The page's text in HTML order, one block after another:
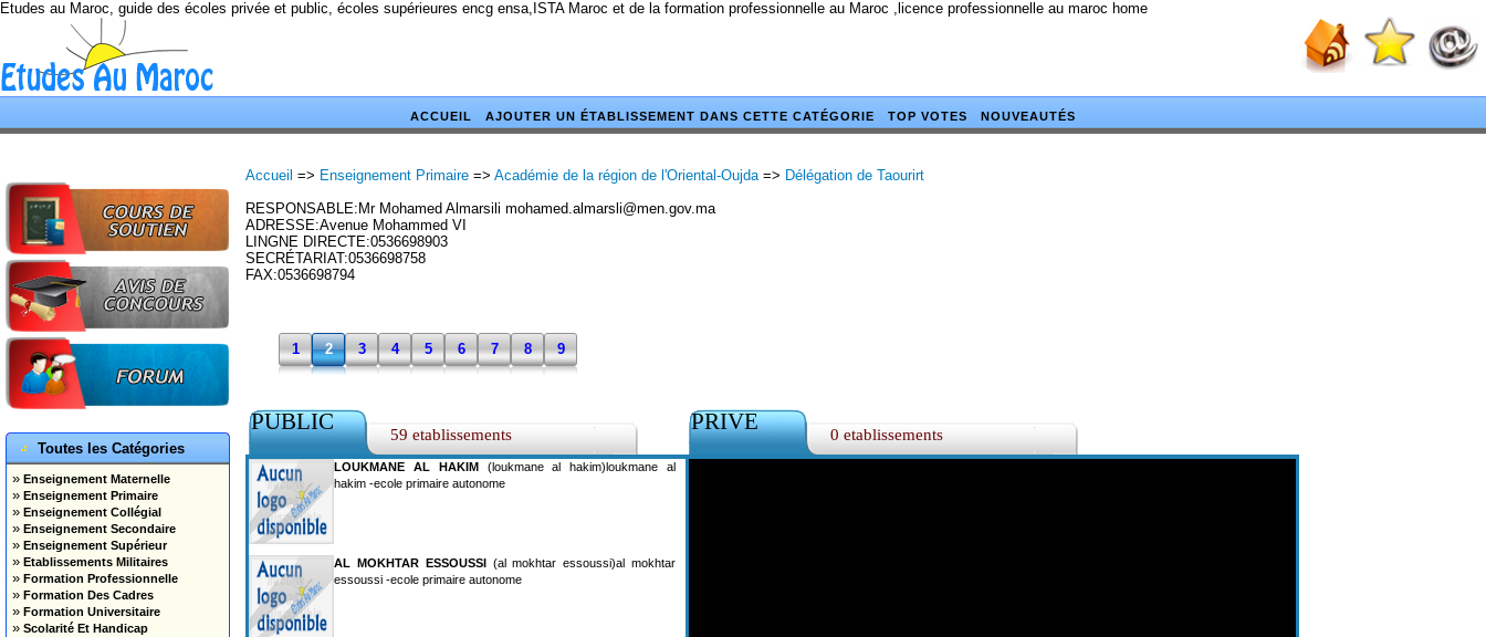
Etudes au Maroc, guide des écoles privée et public, écoles supérieures encg ensa,ISTA Maroc et de la formation professionnelle au Maroc ,licence professionnelle au maroc home
ACCUEIL AJOUTER UN ÉTABLISSEMENT DANS CETTE CATÉGORIE TOP VOTES NOUVEAUTÉS
Toutes les Catégories
» Enseignement Maternelle
» Enseignement Primaire
» Enseignement Collégial
» Enseignement Secondaire
» Enseignement Supérieur
» Etablissements Militaires
» Formation Professionnelle
» Formation Des Cadres
» Formation Universitaire
» Scolarité Et Handicap
Accueil => Enseignement Primaire => Académie de la région de l'Oriental-Oujda=> Délégation de Taourirt
RESPONSABLE:Mr Mohamed Almarsili mohamed.almarsli@men.gov.ma
ADRESSE:Avenue Mohammed VI
LINGNE DIRECTE:0536698903
SECRÉTARIAT:0536698758
FAX:0536698794
1 2 3 4 5 6 7 8 9
PUBLIC 59 etablissements
LOUKMANE AL HAKIM(loukmane al hakim)loukmane al
hakim -ecole primaire autonome
AL MOKHTAR ESSOUSSI(al mokhtar essoussi)al mokhtar
essoussi -ecole primaire autonome
PRIVE 0 etablissements